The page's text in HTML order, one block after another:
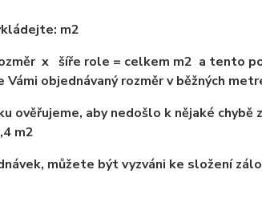
m2
x šíře role = celkem m2 a tento
Vámi objednávaný rozměr v běžných
ověřujeme, aby nedošlo k nějaké
m2
můžete být vyzváni ke složení